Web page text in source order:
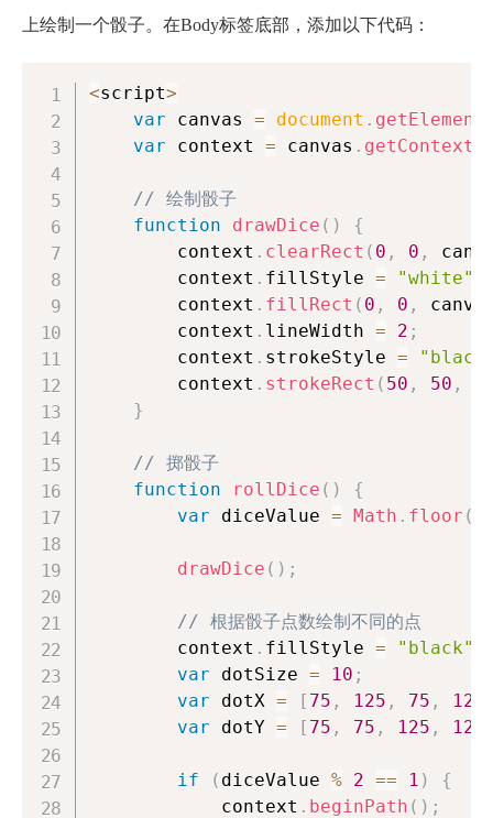
上绘制一个骰子。在Body标签底部，添加以下代码：
<script>
var canvas = document .
var context = canvas . getContext
// 绘制骰子
function
drawDice ( )
{
        context
. clearRect ( 0 , 0 ,
        context
. fillStyle = "white"
        context
. fillRect ( 0 , 0 ,
        context
. lineWidth = 2 ;
        context
. strokeStyle =
        context
. strokeRect ( 50 , 50 ,
}
// 掷骰子
function
rollDice ( )
{
var diceValue = Math . floor (
drawDice ( ) ;
// 根据骰子点数绘制不同的点
        context
. fillStyle = "black"
var dotSize = 10 ;
var dotX = [ 75 , 125 , 75 , 125
var dotY = [ 75 , 75 , 125 , 125
if ( diceValue % 2 == 1 )
{
            context
. beginPath ( ) ;